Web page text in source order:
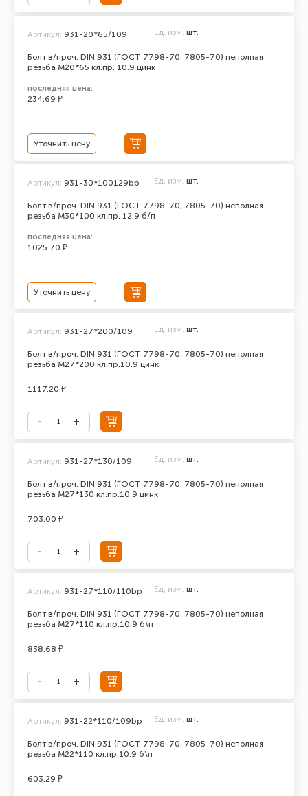
Болт в/проч. DIN 931 (ГОСТ 7798-70, 7805-70) неполная
резьба М20*65 кл.пр. 10.9 цинк
Артикул: 931-20*65/109 Ед. изм. шт.
последняя цена:
234.69 ₽
Уточнить цену
Болт в/проч. DIN 931 (ГОСТ 7798-70, 7805-70) неполная
резьба М30*100 кл.пр. 12.9 б/п
Артикул: 931-30*100129bp Ед. изм. шт.
последняя цена:
1025.70 ₽
Уточнить цену
Болт в/проч. DIN 931 (ГОСТ 7798-70, 7805-70) неполная
резьба М27*200 кл.пр.10.9 цинк
Артикул: 931-27*200/109 Ед. изм. шт.
1117.20 ₽
Болт в/проч. DIN 931 (ГОСТ 7798-70, 7805-70) неполная
резьба М27*130 кл.пр.10.9 цинк
Артикул: 931-27*130/109 Ед. изм. шт.
703.00 ₽
Болт в/проч. DIN 931 (ГОСТ 7798-70, 7805-70) неполная
резьба М27*110 кл.пр.10.9 б\п
Артикул: 931-27*110/110bp Ед. изм. шт.
838.68 ₽
Болт в/проч. DIN 931 (ГОСТ 7798-70, 7805-70) неполная
резьба М22*110 кл.пр.10.9 б\п
Артикул: 931-22*110/109bp Ед. изм. шт.
603.29 ₽